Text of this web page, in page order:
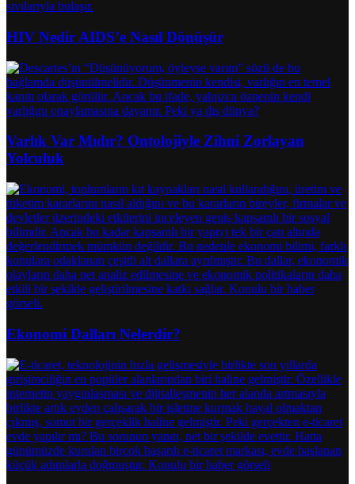
HIV Nedir AIDS’e Nasıl Dönüşür
Varlık Var Mıdır? Ontolojiyle Zihni Zorlayan
Yolculuk
Ekonomi Dalları Nelerdir?